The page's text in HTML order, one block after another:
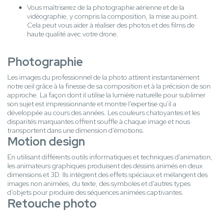
Vous maîtriserez de la photographie aérienne et de la
vidéographie, y compris la composition, la mise au point.
Cela peut vous aider à réaliser des photos et des films de
haute qualité avec votre drone.
Photographie
Les images du professionnel de la photo attirent instantanément
notre œil grâce à la finesse de sa composition et à la précision de son
approche. La façon dont il utilise la lumière naturelle pour sublimer
son sujet est impressionnante et montre l'expertise qu'il a
développée au cours des années. Les couleurs chatoyantes et les
disparités marquantes offrent souffle à chaque image et nous
transportent dans une dimension d'émotions.
Motion design
En utilisant différents outils informatiques et techniques d'animation,
les animateurs graphiques produisent des dessins animés en deux
dimensions et 3D. Ils intègrent des effets spéciaux et mélangent des
images non animées, du texte, des symboles et d'autres types
d'objets pour produire des séquences animées captivantes.
Retouche photo